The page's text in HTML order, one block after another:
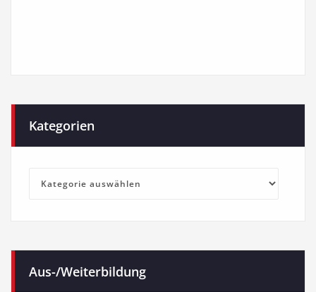
Kategorien
Kategorien
Aus-/Weiterbildung